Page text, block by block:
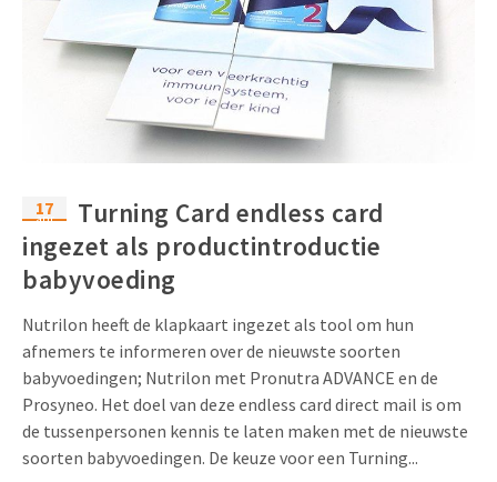
17
apr
Turning Card endless card
ingezet als productintroductie
babyvoeding
Nutrilon heeft de klapkaart ingezet als tool om hun
afnemers te informeren over de nieuwste soorten
babyvoedingen; Nutrilon met Pronutra ADVANCE en de
Prosyneo. Het doel van deze endless card direct mail is om
de tussenpersonen kennis te laten maken met de nieuwste
soorten babyvoedingen. De keuze voor een Turning...